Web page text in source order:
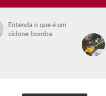
Entenda o que é um
ciclone-bomba